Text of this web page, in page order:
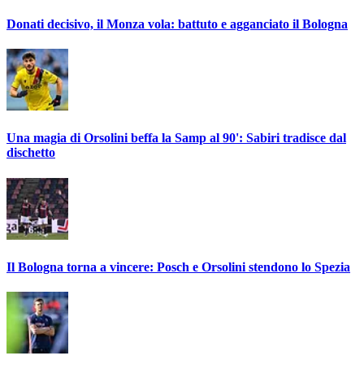
Donati decisivo, il Monza vola: battuto e agganciato il Bologna
Una magia di Orsolini beffa la Samp al 90': Sabiri tradisce dal
dischetto
Il Bologna torna a vincere: Posch e Orsolini stendono lo Spezia